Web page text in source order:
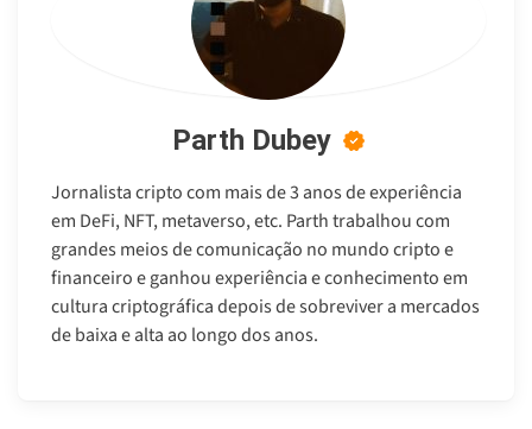
Parth Dubey
Jornalista cripto com mais de 3 anos de experiência
em DeFi, NFT, metaverso, etc. Parth trabalhou com
grandes meios de comunicação no mundo cripto e
financeiro e ganhou experiência e conhecimento em
cultura criptográfica depois de sobreviver a mercados
de baixa e alta ao longo dos anos.